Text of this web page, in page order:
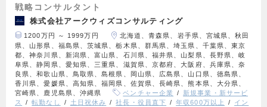
戦略コンサルタント
株式会社アークウィズコンサルティング
1200万円 ～ 1999万円
北海道、青森県、岩手県、宮城県、秋田
県、山形県、福島県、茨城県、栃木県、群馬県、埼玉県、千葉県、東京
都、神奈川県、新潟県、富山県、石川県、福井県、山梨県、長野県、岐
阜県、静岡県、愛知県、三重県、滋賀県、京都府、大阪府、兵庫県、奈
良県、和歌山県、鳥取県、島根県、岡山県、広島県、山口県、徳島県、
香川県、愛媛県、高知県、福岡県、佐賀県、長崎県、熊本県、大分県、
宮崎県、鹿児島県、沖縄県
ベンチャー企業
新規事業・新サービ
ス
転勤なし 土日祝休み 社長・役員直下 年収600万以上
イン